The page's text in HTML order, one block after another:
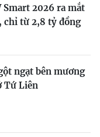
Smart 2026 ra mắt
chỉ từ 2,8 tỷ đồng
ngạt bên mương
Tứ Liên